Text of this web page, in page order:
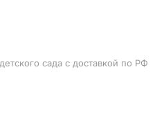
сада с доставкой по РФ